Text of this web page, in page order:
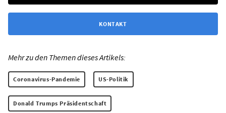
KONTAKT
Mehr zu den Themen dieses Artikels:
Coronavirus-Pandemie US-Politik
Donald Trumps Präsidentschaft